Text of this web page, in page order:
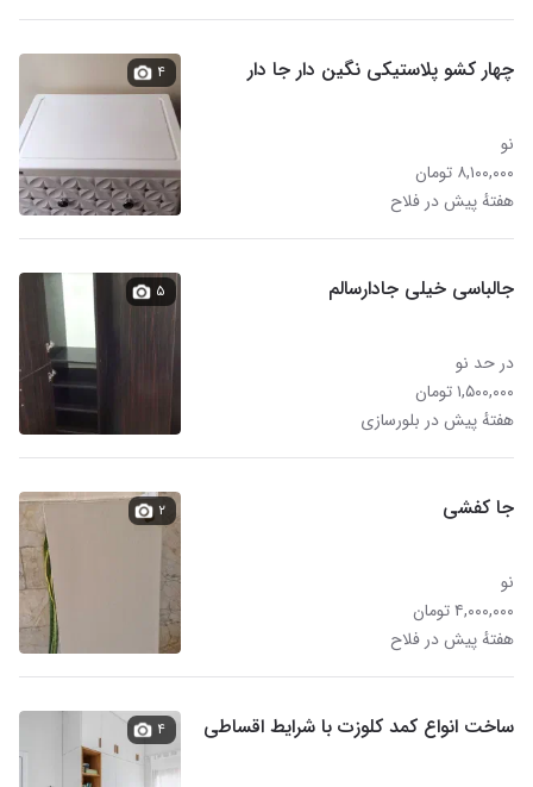
چهار کشو پلاستیکی نگین دار جا دار
نو
۸,۱۰۰,۰۰۰ تومان
هفتهٔ پیش در فلاح
۴
جالباسی خیلی جادارسالم
در حد نو
۱,۵۰۰,۰۰۰ تومان
هفتهٔ پیش در بلورسازی
۵
جا کفشی
نو
۴,۰۰۰,۰۰۰ تومان
هفتهٔ پیش در فلاح
۲
ساخت انواع کمد کلوزت با شرایط اقساطی ۴